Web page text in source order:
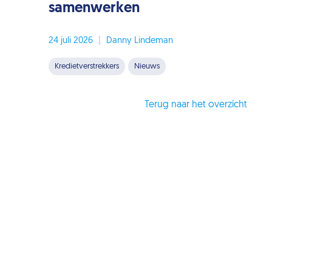
samenwerken
24 juli 2026 Danny Lindeman
Kredietverstrekkers Nieuws
Terug naar het overzicht